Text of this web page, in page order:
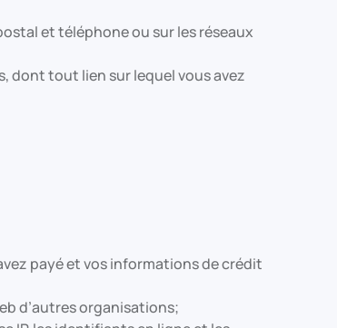
et téléphone ou sur les réseaux
dont tout lien sur lequel vous avez
payé et vos informations de crédit
d’autres organisations;